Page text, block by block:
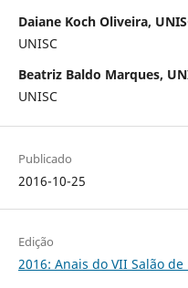
Daiane Koch Oliveira,
UNISC
Beatriz Baldo Marques,
UNISC
Publicado
2016-10-25
Edição
2016: Anais do VII Salão